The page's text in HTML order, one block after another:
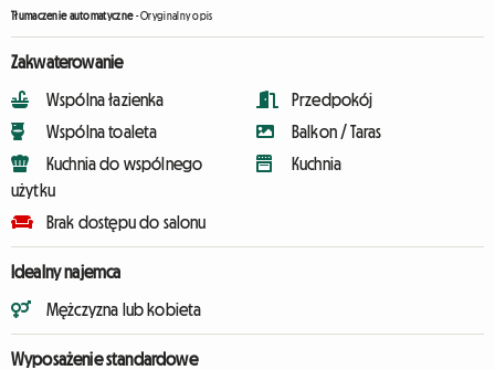
Tłumaczenie automatyczne-Oryginalny opis
Zakwaterowanie
Wspólna łazienka
Wspólna toaleta
Kuchnia do wspólnego
użytku
Brak dostępu do salonu
Przedpokój
Balkon / Taras
Kuchnia
Idealny najemca
Mężczyzna lub kobieta
Wyposażenie standardowe